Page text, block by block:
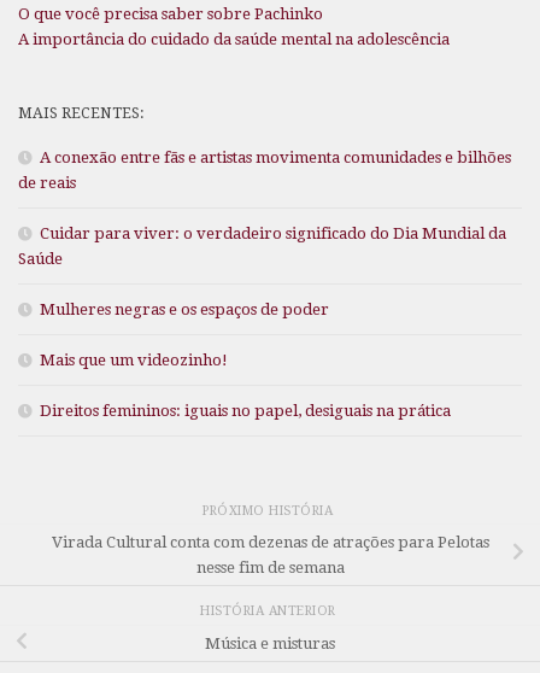
O que você precisa saber sobre Pachinko
A importância do cuidado da saúde mental na adolescência
MAIS RECENTES:
A conexão entre fãs e artistas movimenta comunidades e bilhões
de reais
Cuidar para viver: o verdadeiro significado do Dia Mundial da
Saúde
Mulheres negras e os espaços de poder
Mais que um videozinho!
Direitos femininos: iguais no papel, desiguais na prática
PRÓXIMO HISTÓRIA
Virada Cultural conta com dezenas de atrações para Pelotas
nesse fim de semana
HISTÓRIA ANTERIOR
Música e misturas